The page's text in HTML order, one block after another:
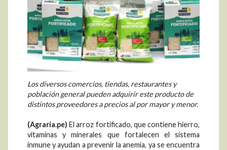
Los diversos comercios, tiendas, restaurantes y
población general pueden adquirir este producto de
distintos proveedores a precios al por mayor y menor.
(Agraria.pe)El arroz fortificado, que contiene hierro,
vitaminas y minerales que fortalecen el sistema
inmune y ayudan a prevenir la anemia, ya se encuentra